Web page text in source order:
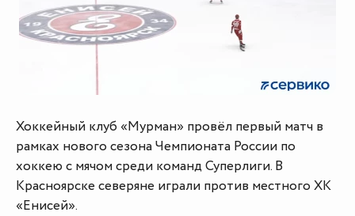
Хоккейный клуб «Мурман» провёл первый матч в
рамках нового сезона Чемпионата России по
хоккею с мячом среди команд Суперлиги. В
Красноярске северяне играли против местного ХК
«Енисей».